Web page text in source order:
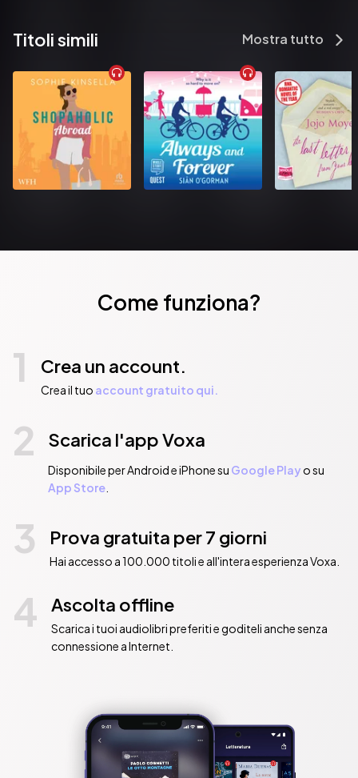
Titoli simili Mostra tutto
Come funziona?
1 Crea un account.
Crea il tuo account gratuito qui.
2 Scarica l'app Voxa
Disponibile per Android e iPhone su Google Playo su
App Store.
3 Prova gratuita per 7 giorni
Hai accesso a 100.000 titoli e all'intera esperienza Voxa.
4 Ascolta offline
Scarica i tuoi audiolibri preferiti e goditeli anche senza
connessione a Internet.